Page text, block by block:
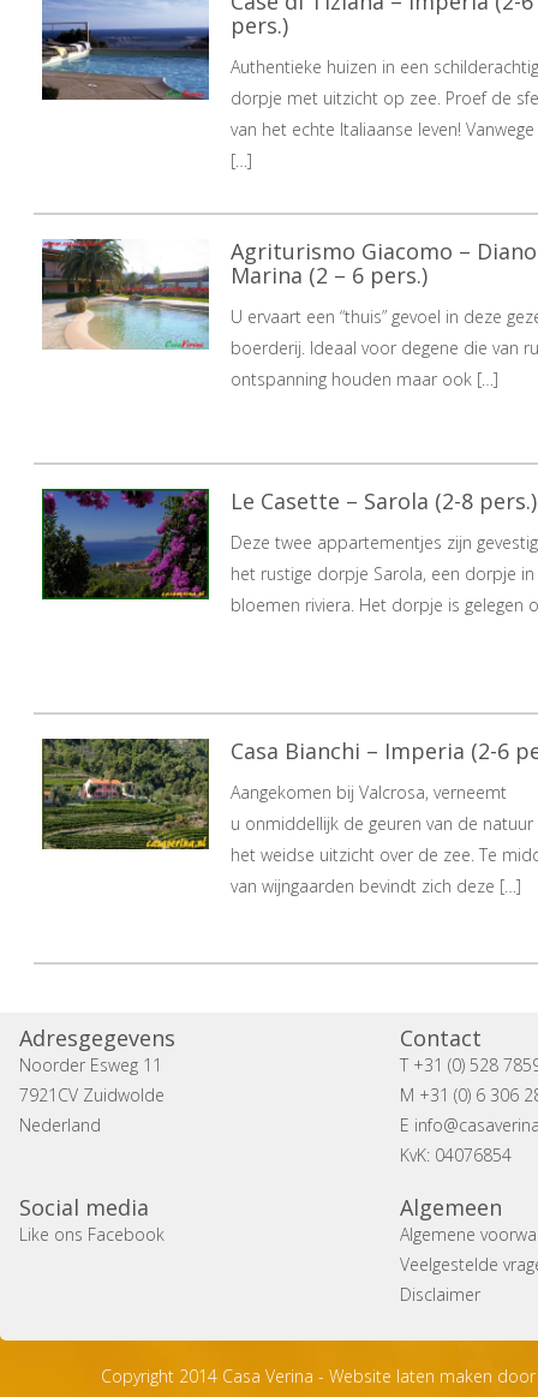
pers.)
Authentieke huizen in een schilderachtig
dorpje met uitzicht op zee. Proef de
van het echte Italiaanse leven! Vanwege
[…]
Agriturismo Giacomo – Diano
Marina (2 – 6 pers.)
U ervaart een “thuis” gevoel in deze
boerderij. Ideaal voor degene die van
ontspanning houden maar ook […]
Le Casette – Sarola (2-8 pers.)
Deze twee appartementjes zijn
het rustige dorpje Sarola, een dorpje
bloemen riviera. Het dorpje is gelegen
Casa Bianchi – Imperia (2-6
Aangekomen bij Valcrosa, verneemt
u onmiddellijk de geuren van de
het weidse uitzicht over de zee. Te
van wijngaarden bevindt zich deze […]
Adresgegevens
Noorder Esweg 11
7921CV Zuidwolde
Nederland
Contact
T +31 (0) 528
M +31 (0) 6 306
E
KvK: 04076854
Social media
Like ons Facebook
Algemeen
Algemene
Veelgestelde
Disclaimer
Copyright 2014 Casa Verina - Website laten maken door